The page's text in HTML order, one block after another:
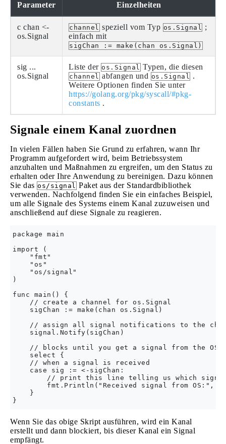
Parameter Einzelheiten
c chan <-
os.Signal
channel speziell vom Typ os.Signal ;
einfach mit
sigChan := make(chan os.Signal)
sig ...
os.Signal
Liste der os.Signal Typen, die diesen
channel abfangen und os.Signal .
Weitere Optionen finden Sie unter
https://golang.org/pkg/syscall/#pkg-
constants .
Signale einem Kanal zuordnen
In vielen Fällen haben Sie Grund zu erfahren, wann Ihr
Programm aufgefordert wird, beim Betriebssystem
anzuhalten und Maßnahmen zu ergreifen, um den Status zu
erhalten oder Ihre Anwendung zu bereinigen. Dazu können
Sie das os/signal Paket aus der Standardbibliothek
verwenden. Nachfolgend finden Sie ein einfaches Beispiel,
um alle Signale des Systems einem Kanal zuzuweisen und
anschließend auf diese Signale zu reagieren.
package main
import (
    "fmt"
    "os"
    "os/signal"
)
func main() {
    // create a channel for os.Signal
    sigChan := make(chan os.Signal)
// assign all signal notifications to the
    signal.Notify(sigChan)
    // blocks until you get a signal from the OS
    select {
    // when a signal is received
    case sig := <-sigChan:
// print this line telling us which
fmt.Println("Received signal from OS:",
    }
Wenn Sie das obige Skript ausführen, wird ein Kanal
erstellt und dann blockiert, bis dieser Kanal ein Signal
empfängt.